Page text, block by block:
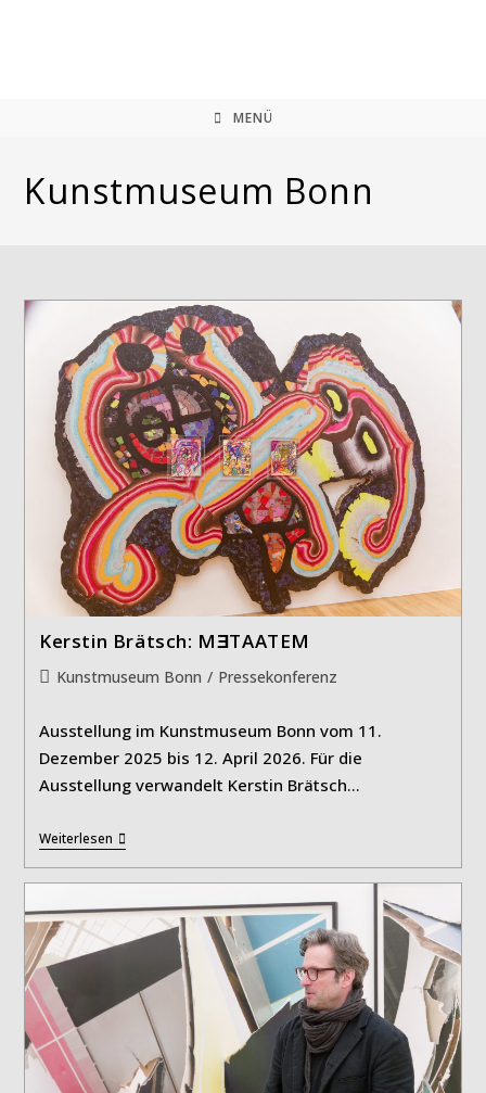
MENÜ
Kunstmuseum Bonn
Kerstin Brätsch: MƎTAATEM
Beitrags-
Kunstmuseum Bonn / Pressekonferenz
Ausstellung im Kunstmuseum Bonn vom 11.
Dezember 2025 bis 12. April 2026. Für die
Ausstellung verwandelt Kerstin Brätsch…
WeiterlesenKerstin
Brätsch:
MƎTAATEM